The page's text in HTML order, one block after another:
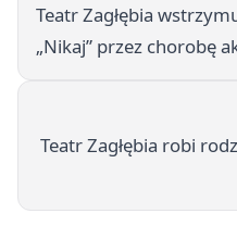
Teatr Zagłębia
„Nikaj” przez chorobę
Teatr Zagłębia robi